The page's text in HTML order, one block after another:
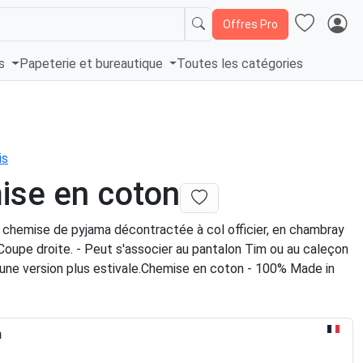
Offres Pro
Papeterie et bureautique Toutes les catégories
en coton
de pyjama décontractée à col officier, en chambray
droite. - Peut s'associer au pantalon Tim ou au caleçon
version plus estivale.Chemise en coton - 100% Made in